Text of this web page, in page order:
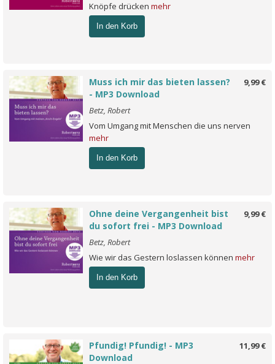
Knöpfe drücken mehr
In den Korb
9,99 €
Muss ich mir das bieten lassen?
- MP3 Download
Betz, Robert
Vom Umgang mit Menschen die uns nerven
mehr
In den Korb
9,99 €
Ohne deine Vergangenheit bist
du sofort frei - MP3 Download
Betz, Robert
Wie wir das Gestern loslassen können mehr
In den Korb
11,99 €
Pfundig! Pfundig! - MP3
Download